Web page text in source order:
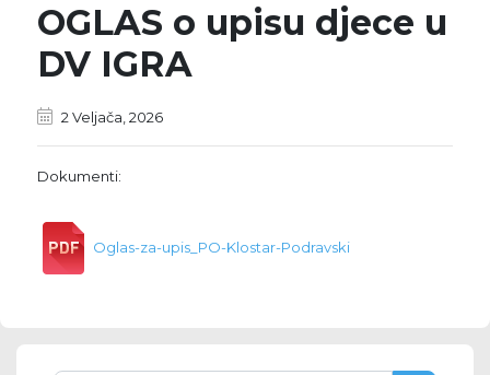
OGLAS o upisu djece u
DV IGRA
2 Veljača, 2026
Dokumenti:
Oglas-za-upis_PO-Klostar-Podravski